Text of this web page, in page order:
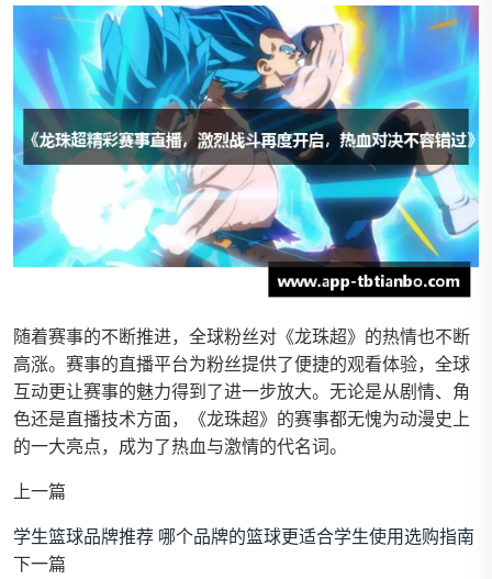
随着赛事的不断推进，全球粉丝对《龙珠超》的热情也不断
高涨。赛事的直播平台为粉丝提供了便捷的观看体验，全球
互动更让赛事的魅力得到了进一步放大。无论是从剧情、角
色还是直播技术方面，《龙珠超》的赛事都无愧为动漫史上
的一大亮点，成为了热血与激情的代名词。
上一篇
学生篮球品牌推荐 哪个品牌的篮球更适合学生使用选购指南
下一篇